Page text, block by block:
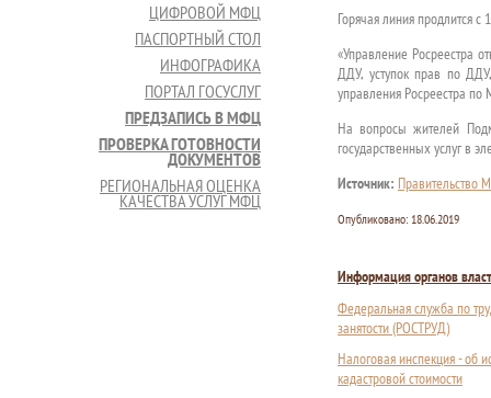
ЦИФРОВОЙ МФЦ
ПАСПОРТНЫЙ СТОЛ
ИНФОГРАФИКА
ПОРТАЛ ГОСУСЛУГ
ПРЕДЗАПИСЬ В МФЦ
ПРОВЕРКА ГОТОВНОСТИ
ДОКУМЕНТОВ
РЕГИОНАЛЬНАЯ ОЦЕНКА
КАЧЕСТВА УСЛУГ МФЦ
Горячая линия продлится с
«Управление Росреестра
ДДУ, уступок прав по
управления Росреестра по
На вопросы жителей
государственных услуг в
Источник: Правительство
Опубликовано: 18.06.2019
Информация органов
Федеральная служба по
занятости (РОСТРУД)
Налоговая инспекция - об
кадастровой стоимости